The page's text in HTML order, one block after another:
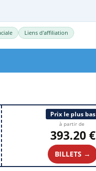
Liens d'affiliation
Prix le plus bas
à partir de
393.20 €
BILLETS →